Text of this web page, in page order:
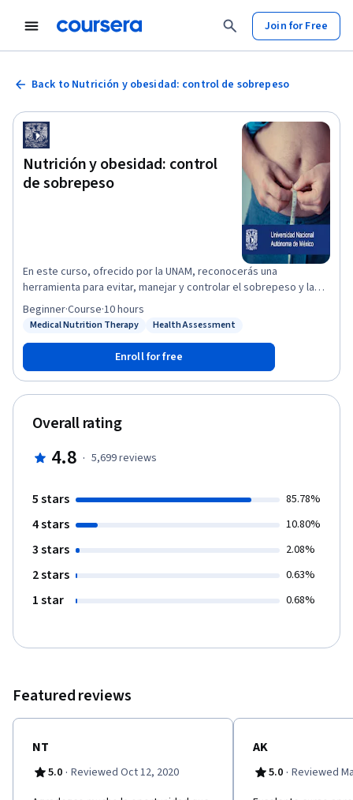
Join for Free
Back to Nutrición y obesidad: control de sobrepeso
Nutrición y obesidad: control
de sobrepeso
En este curso, ofrecido por la UNAM, reconocerás una
herramienta para evitar, manejar y controlar el sobrepeso y la
obesidad, al destacar la importancia del autocuidado y el apoyo
familiar en el manejo de este padecimiento. Te mostrará el
te alejará de los kilos de más y te forjará hábitos saludables que
marcarán una senda de salud perdurable.
Status: Medical Nutrition Therapy
Medical Nutrition Therapy Health Assessment
Beginner·Course·10 hours
Enroll for free
Overall rating
4.8 · 5,699reviews
5 stars 85.78%
4 stars 10.80%
3 stars 2.08%
2 stars 0.63%
1 star 0.68%
Featured reviews
NT
5.0 · Reviewed Oct 12, 2020
AK
5.0 · Reviewed